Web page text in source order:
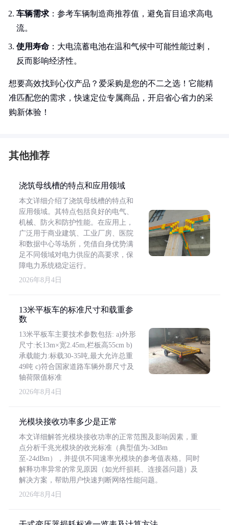
车辆需求 ：参考车辆制造商推荐值，避免盲目追求高电
流。
使用寿命 ：大电流蓄电池在温和气候中可能性能过剩，
反而影响经济性。
想要高效找到心仪产品？爱采购是您的不二之选！它能精
准匹配您的需求，快速定位专属商品，开启省心省力的采
购新体验！
其他推荐
浇筑母线槽的特点和应用领域
本文详细介绍了浇筑母线槽的特点和
应用领域。其特点包括良好的电气、
机械、防火和防护性能。在应用上，
广泛用于商业建筑、工业厂房、医院
和数据中心等场所，凭借自身优势满
足不同领域对电力供应的高要求，保
障电力系统稳定运行。
2026年8月4日
13米平板车的标准尺寸和载重参
数
13米平板车主要技术参数包括: a)外形
尺寸:长13m×宽2.45m,栏板高55cm b)
承载能力:标载30-35吨,最大允许总重
49吨 c)符合国家道路车辆外廓尺寸及
轴荷限值标准
2026年8月4日
光模块接收功率多少是正常
本文详细解答光模块接收功率的正常范围及影响因素，重
点分析千兆光模块的收光标准（典型值为-3dBm
至-24dBm），并提供不同速率光模块的参考值表格。同时
解释功率异常的常见原因（如光纤损耗、连接器问题）及
解决方案，帮助用户快速判断网络性能问题。
2026年8月4日